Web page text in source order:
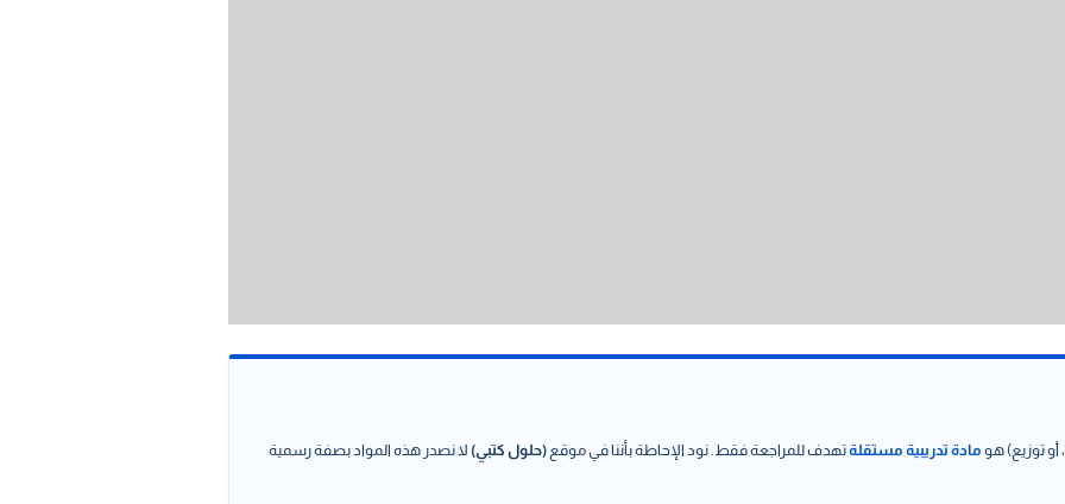
أو توزيع) هو مادة تدريبية مستقلةتهدف للمراجعة فقط. نود الإحاطة بأننا في موقع (حلول كتبي) لا نصدر هذه المواد بصفة رسمية